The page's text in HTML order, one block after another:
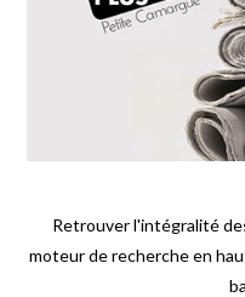
Retrouver l'intégralité
moteur de recherche en